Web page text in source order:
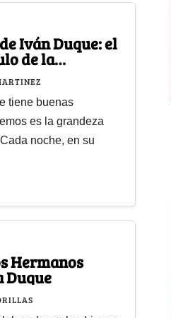
Iván Duque: el
de la
tiene buenas
es la grandeza
noche, en su
Hermanos
Duque